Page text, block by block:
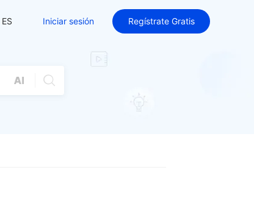
ES Iniciar sesión Regístrate Gratis